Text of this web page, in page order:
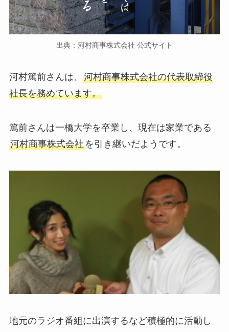
出典：河村商事株式会社 公式サイト
河村篤前さんは、 河村商事株式会社の代表取締役
社長を務めています。
篤前さんは一橋大学を卒業し、現在は家業である
河村商事株式会社を引き継いだようです。
地元のラジオ番組に出演するなど積極的に活動し